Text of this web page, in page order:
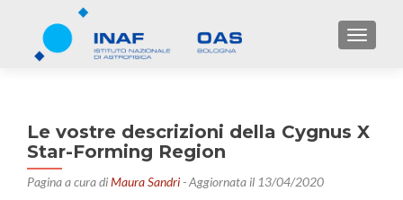
Le vostre descrizioni della Cygnus X
Star-Forming Region
Pagina a cura diMaura Sandri- Aggiornata il 13/04/2020